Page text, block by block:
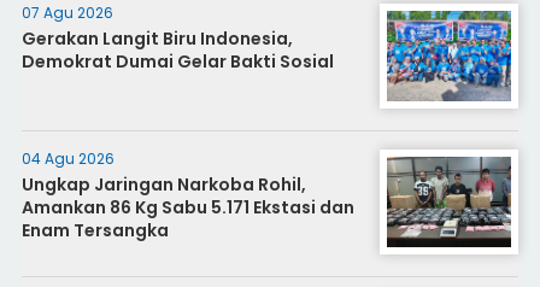
07 Agu 2026
Gerakan Langit Biru Indonesia,
Demokrat Dumai Gelar Bakti Sosial
04 Agu 2026
Ungkap Jaringan Narkoba Rohil,
Amankan 86 Kg Sabu 5.171 Ekstasi dan
Enam Tersangka